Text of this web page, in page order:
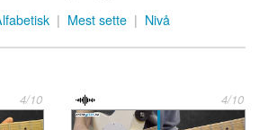
| Mest sette | Nivå
4/10 4/10